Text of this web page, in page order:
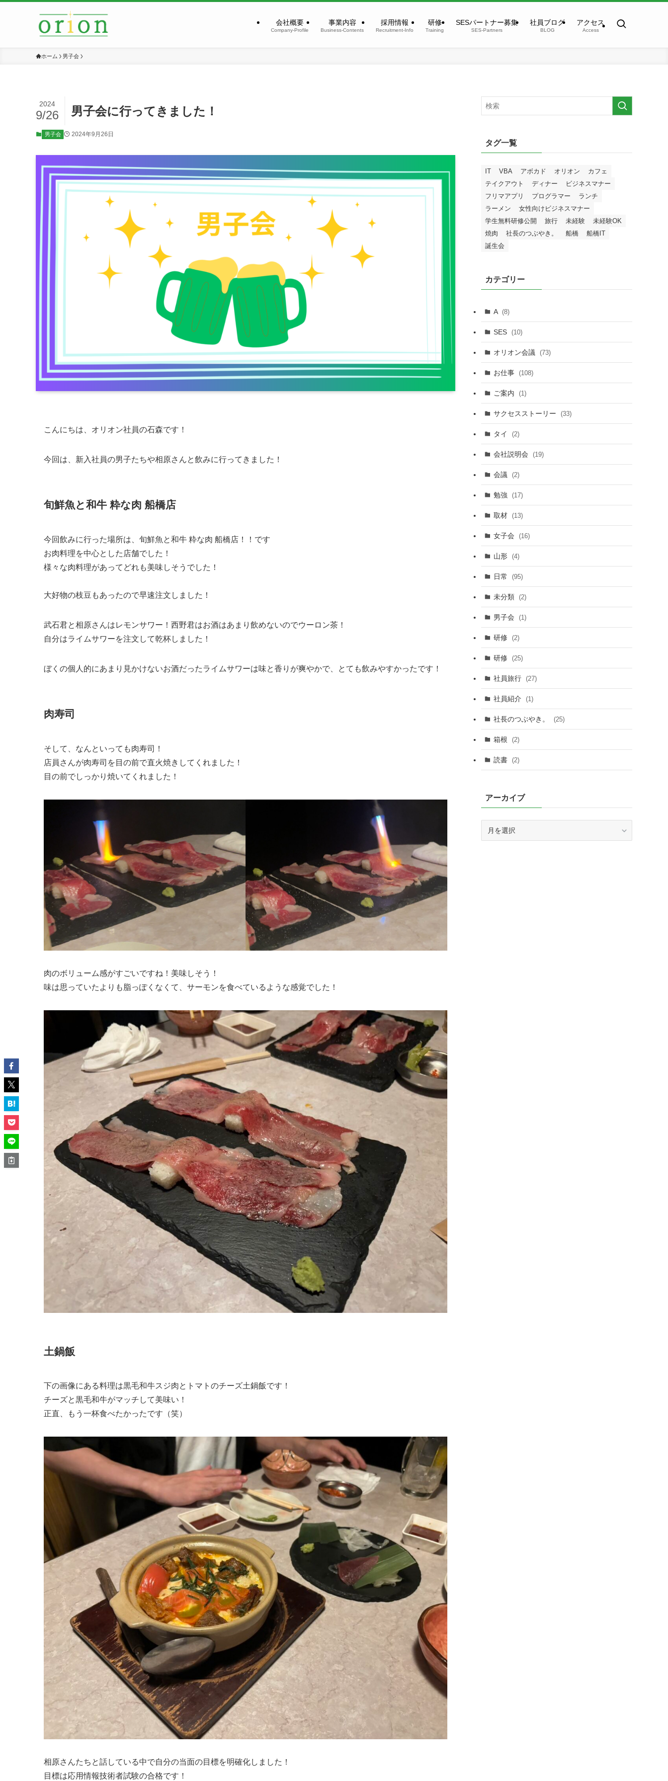
会社概要
Company-Profile
事業内容
Business-Contents
採用情報
Recruitment-Info
研修
Training
SESパートナー募集
SES-Partners
社員ブログ
BLOG
アクセス
Access
ホーム 男子会
男子会に行ってきました！
2024
9/26
男子会 2024年9月26日
こんにちは、オリオン社員の石森です！
今回は、新入社員の男子たちや相原さんと飲みに行ってきました！
旬鮮魚と和牛 粋な肉 船橋店
今回飲みに行った場所は、旬鮮魚と和牛 粋な肉 船橋店！！です
お肉料理を中心とした店舗でした！
様々な肉料理があってどれも美味しそうでした！
大好物の枝豆もあったので早速注文しました！
武石君と相原さんはレモンサワー！西野君はお酒はあまり飲めないのでウーロン茶！
自分はライムサワーを注文して乾杯しました！
ぼくの個人的にあまり見かけないお酒だったライムサワーは味と香りが爽やかで、とても飲みやすかったです！
肉寿司
そして、なんといっても肉寿司！
店員さんが肉寿司を目の前で直火焼きしてくれました！
目の前でしっかり焼いてくれました！
肉のボリューム感がすごいですね！美味しそう！
味は思っていたよりも脂っぽくなくて、サーモンを食べているような感覚でした！
土鍋飯
下の画像にある料理は黒毛和牛スジ肉とトマトのチーズ土鍋飯です！
チーズと黒毛和牛がマッチして美味い！
正直、もう一杯食べたかったです（笑）
相原さんたちと話している中で自分の当面の目標を明確化しました！
目標は応用情報技術者試験の合格です！
タグ一覧
IT VBA アボカド オリオン
カフェ
テイクアウト
ディナー
ビジネスマナー
フリマアプリ
プログラマー
ランチ
ラーメン
女性向けビジネスマナー
学生無料研修公開
旅行 未経験
未経験OK
焼肉
社長のつぶやき。 船橋
船橋IT
誕生会
カテゴリー
A (8)
SES (10)
オリオン会議 (73)
お仕事 (108)
ご案内 (1)
サクセスストーリー (33)
タイ (2)
会社説明会 (19)
会議 (2)
勉強 (17)
取材 (13)
女子会 (16)
山形 (4)
日常 (95)
未分類 (2)
男子会 (1)
研修 (2)
研修 (25)
社員旅行 (27)
社員紹介 (1)
社長のつぶやき。 (25)
箱根 (2)
読書 (2)
アーカイブ